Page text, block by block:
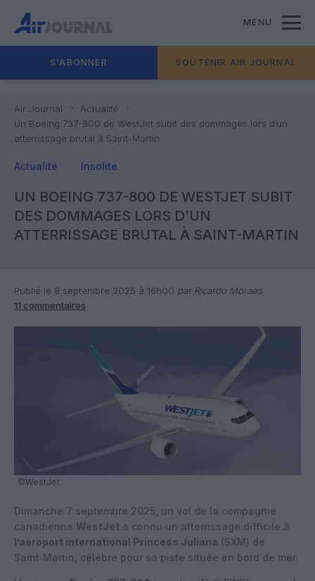
MENU
S'ABONNER SOUTENIR AIR JOURNAL
Air Journal
Actualité
Un Boeing 737-800 de WestJet subit des dommages lors d’un
atterrissage brutal à Saint-Martin
Actualité Insolite
UN BOEING 737-800 DE WESTJET SUBIT
DES DOMMAGES LORS D’UN
ATTERRISSAGE BRUTAL À SAINT-MARTIN
Publié le 8 septembre 2025 à 16h00 par Ricardo Moraes
11 commentaires
©WestJet
Dimanche 7 septembre 2025, un vol de la compagnie
canadienne WestJet a connu un atterrissage difficile à
l’aéroport international Princess Juliana (SXM) de
Saint‑Martin, célèbre pour sa piste située en bord de mer.